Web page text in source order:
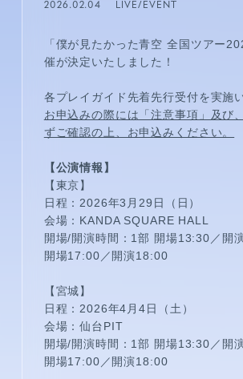
2026.02.04 LIVE/EVENT
「僕が見たかった青空 全国ツアー
催が決定いたしました！
各プレイガイド先着先行受付を実施
お申込みの際には「注意事項」及び
ずご確認の上、お申込みください。
【公演情報】
【東京】
日程：2026年3月29日（日）
会場：KANDA SQUARE HALL
開場/開演時間：1部 開場13:30／
開場17:00／開演18:00
【宮城】
日程：2026年4月4日（土）
会場：仙台PIT
開場/開演時間：1部 開場13:30／
開場17:00／開演18:00